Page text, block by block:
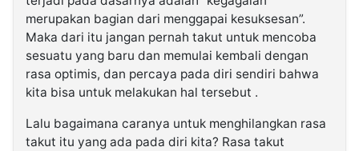
merupakan bagian dari menggapai kesuksesan”.
Maka dari itu jangan pernah takut untuk mencoba
sesuatu yang baru dan memulai kembali dengan
rasa optimis, dan percaya pada diri sendiri bahwa
kita bisa untuk melakukan hal tersebut .
Lalu bagaimana caranya untuk menghilangkan rasa
takut itu yang ada pada diri kita? Rasa takut